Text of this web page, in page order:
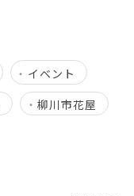
イベント
柳川市花屋